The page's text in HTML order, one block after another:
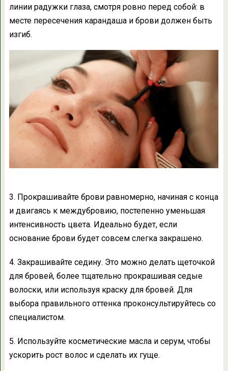
линии радужки глаза, смотря ровно перед собой: в
месте пересечения карандаша и брови должен быть
изгиб.
3. Прокрашивайте брови равномерно, начиная с конца
и двигаясь к междубровию, постепенно уменьшая
интенсивность цвета. Идеально будет, если
основание брови будет совсем слегка закрашено.
4. Закрашивайте седину. Это можно делать щеточкой
для бровей, более тщательно прокрашивая седые
волоски, или используя краску для бровей. Для
выбора правильного оттенка проконсультируйтесь со
специалистом.
5. Используйте косметические масла и серум, чтобы
ускорить рост волос и сделать их гуще.